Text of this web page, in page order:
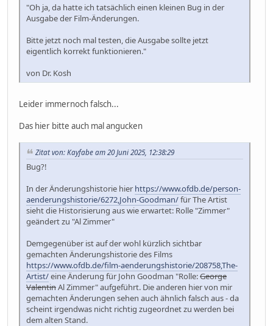
"Oh ja, da hatte ich tatsächlich einen kleinen Bug in der
Ausgabe der Film-Änderungen.
Bitte jetzt noch mal testen, die Ausgabe sollte jetzt
eigentlich korrekt funktionieren."
von Dr. Kosh
Leider immernoch falsch...
Das hier bitte auch mal angucken
Zitat von: Kayfabe am 20 Juni 2025, 12:38:29
Bug?!
In der Änderungshistorie hier https://www.ofdb.de/person-
aenderungshistorie/6272,John-Goodman/für The Artist
sieht die Historisierung aus wie erwartet: Rolle "Zimmer"
geändert zu "Al Zimmer"
Demgegenüber ist auf der wohl kürzlich sichtbar
gemachten Änderungshistorie des Films
https://www.ofdb.de/film-aenderungshistorie/208758,The-
Artist/eine Änderung für John Goodman "Rolle:George
ValentinAl Zimmer" aufgeführt. Die anderen hier von mir
gemachten Änderungen sehen auch ähnlich falsch aus - da
scheint irgendwas nicht richtig zugeordnet zu werden bei
dem alten Stand.